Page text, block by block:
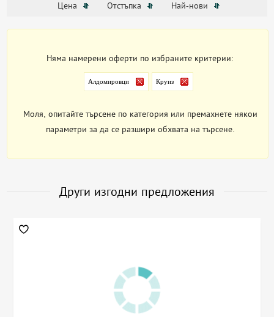
Цена Отстъпка Най-нови
Няма намерени оферти по избраните критерии:
Алдомировци Круиз
Моля, опитайте търсене по категория или премахнете някои
параметри за да се разшири обхвата на търсене.
Други изгодни предложения